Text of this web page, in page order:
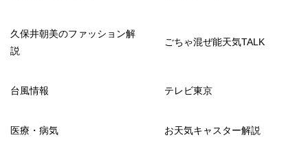
久保井朝美のファッション解
説
ごちゃ混ぜ能天気TALK
台風情報 テレビ東京
医療・病気 お天気キャスター解説